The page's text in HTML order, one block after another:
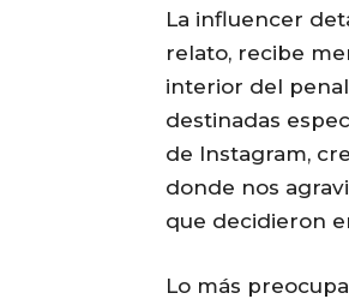
La influencer
relato, recibe
interior del
destinadas
de Instagram,
donde nos
que decidieron
Lo más